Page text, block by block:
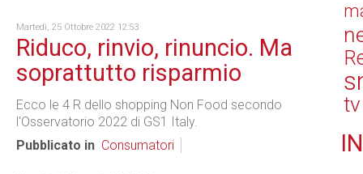
Martedì, 25 Ottobre 2022 12:53
Riduco, rinvio, rinuncio. Ma
soprattutto risparmio
Ecco le 4 R dello shopping Non Food secondo
l'Osservatorio 2022 di GS1 Italy.
Pubblicato in Consumatori
tv
IN